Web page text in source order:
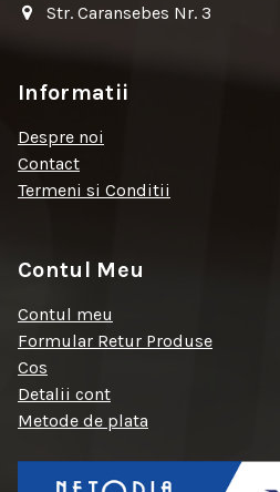
Str. Caransebes Nr. 3
Informatii
Despre noi
Contact
Termeni si Conditii
Contul Meu
Contul meu
Formular Retur Produse
Cos
Detalii cont
Metode de plata